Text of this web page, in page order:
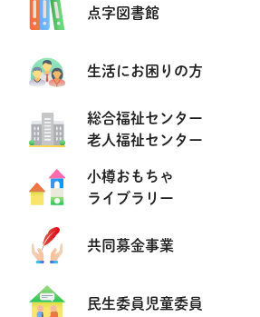
点字図書館
生活にお困りの方
総合福祉センター
老人福祉センター
小樽おもちゃ
ライブラリー
共同募金事業
民生委員児童委員